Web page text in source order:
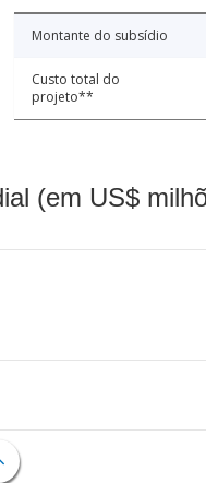
Montante do subsídio
Custo total do
projeto**
(em US$